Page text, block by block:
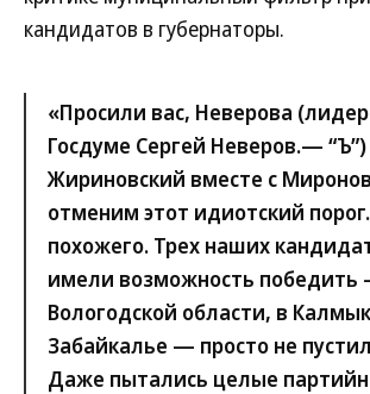
кандидатов в губернаторы.
«Просили вас, Неверова
Госдуме Сергей Неверов.— “Ъ”
Жириновский вместе с
отменим этот идиотский
похожего. Трех наших
имели возможность победить
Вологодской области, в
Забайкалье — просто не
Даже пытались целые